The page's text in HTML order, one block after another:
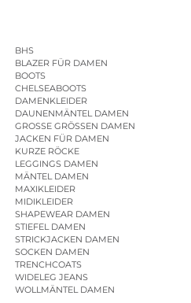
BHS
BLAZER FÜR DAMEN
BOOTS
CHELSEABOOTS
DAMENKLEIDER
DAUNENMÄNTEL DAMEN
GROSSE GRÖSSEN DAMEN
JACKEN FÜR DAMEN
KURZE RÖCKE
LEGGINGS DAMEN
MÄNTEL DAMEN
MAXIKLEIDER
MIDIKLEIDER
SHAPEWEAR DAMEN
STIEFEL DAMEN
STRICKJACKEN DAMEN
SOCKEN DAMEN
TRENCHCOATS
WIDELEG JEANS
WOLLMÄNTEL DAMEN